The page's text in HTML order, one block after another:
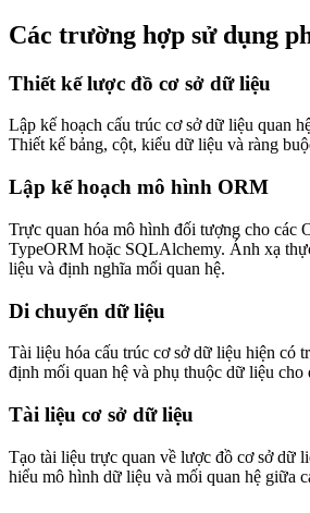
Các trường hợp sử dụng
Thiết kế lược đồ cơ sở dữ liệu
Lập kế hoạch cấu trúc cơ sở dữ liệu quan
Thiết kế bảng, cột, kiểu dữ liệu và ràng
Lập kế hoạch mô hình ORM
Trực quan hóa mô hình đối tượng cho các
TypeORM hoặc SQLAlchemy. Ánh xạ
liệu và định nghĩa mối quan hệ.
Di chuyển dữ liệu
Tài liệu hóa cấu trúc cơ sở dữ liệu hiện có
định mối quan hệ và phụ thuộc dữ liệu
Tài liệu cơ sở dữ liệu
Tạo tài liệu trực quan về lược đồ cơ sở dữ
hiểu mô hình dữ liệu và mối quan hệ giữa